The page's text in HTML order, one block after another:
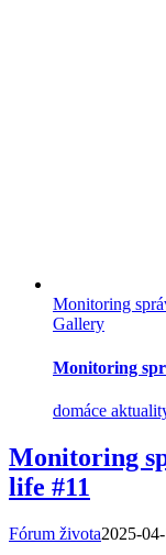
Monitoring
Gallery
Monitoring
domáce
Monitoring
life #11
Fórum života2025-